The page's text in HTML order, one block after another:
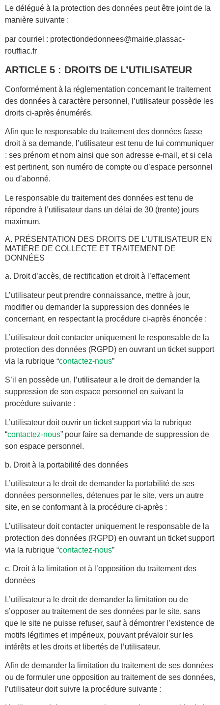
Le délégué à la protection des données peut être joint de la
manière suivante :
par courriel : protectiondedonnees@mairie.plassac-
rouffiac.fr
ARTICLE 5 : DROITS DE L’UTILISATEUR
Conformément à la réglementation concernant le traitement
des données à caractère personnel, l’utilisateur possède les
droits ci-après énumérés.
Afin que le responsable du traitement des données fasse
droit à sa demande, l’utilisateur est tenu de lui communiquer
: ses prénom et nom ainsi que son adresse e-mail, et si cela
est pertinent, son numéro de compte ou d’espace personnel
ou d’abonné.
Le responsable du traitement des données est tenu de
répondre à l’utilisateur dans un délai de 30 (trente) jours
maximum.
A. PRÉSENTATION DES DROITS DE L’UTILISATEUR EN
MATIÈRE DE COLLECTE ET TRAITEMENT DE
DONNÉES
a. Droit d’accès, de rectification et droit à l’effacement
L’utilisateur peut prendre connaissance, mettre à jour,
modifier ou demander la suppression des données le
concernant, en respectant la procédure ci-après énoncée :
L’utilisateur doit contacter uniquement le responsable de la
protection des données (RGPD) en ouvrant un ticket support
via la rubrique “contactez-nous”
S’il en possède un, l’utilisateur a le droit de demander la
suppression de son espace personnel en suivant la
procédure suivante :
L’utilisateur doit ouvrir un ticket support via la rubrique
“contactez-nous” pour faire sa demande de suppression de
son espace personnel.
b. Droit à la portabilité des données
L’utilisateur a le droit de demander la portabilité de ses
données personnelles, détenues par le site, vers un autre
site, en se conformant à la procédure ci-après :
L’utilisateur doit contacter uniquement le responsable de la
protection des données (RGPD) en ouvrant un ticket support
via la rubrique “contactez-nous”
c. Droit à la limitation et à l’opposition du traitement des
données
L’utilisateur a le droit de demander la limitation ou de
s’opposer au traitement de ses données par le site, sans
que le site ne puisse refuser, sauf à démontrer l’existence de
motifs légitimes et impérieux, pouvant prévaloir sur les
intérêts et les droits et libertés de l’utilisateur.
Afin de demander la limitation du traitement de ses données
ou de formuler une opposition au traitement de ses données,
l’utilisateur doit suivre la procédure suivante :